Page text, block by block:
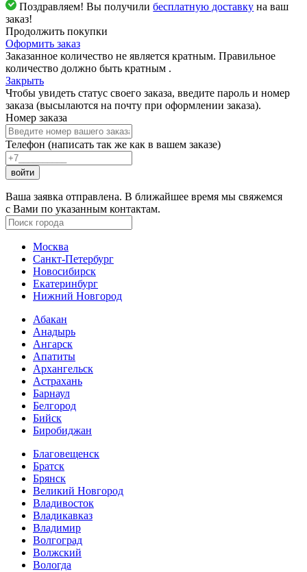
Поздравляем! Вы получилибесплатную доставку на ваш
заказ!
Продолжить покупки
Оформить заказ
Заказанное количество не является кратным. Правильное
количество должно быть кратным .
Закрыть
Чтобы увидеть статус своего заказа, введите пароль и номер
заказа (высылаются на почту при оформлении заказа).
Номер заказа
Телефон (написать так же как в вашем заказе)
войти
Ваша заявка отправлена. В ближайшее время мы свяжемся
с Вами по указанным контактам.
Москва
Санкт-Петербург
Новосибирск
Екатеринбург
Нижний Новгород
Абакан
Анадырь
Ангарск
Апатиты
Архангельск
Астрахань
Барнаул
Белгород
Бийск
Биробиджан
Благовещенск
Братск
Брянск
Великий Новгород
Владивосток
Владикавказ
Владимир
Волгоград
Волжский
Вологда